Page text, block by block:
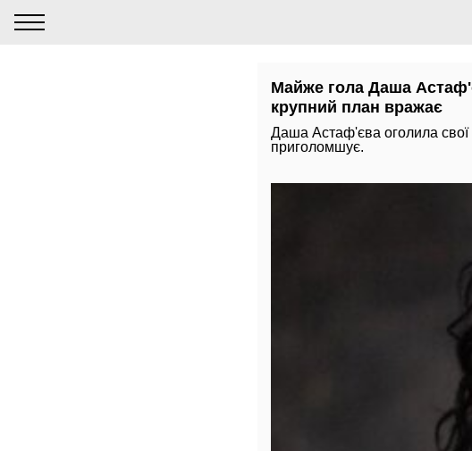
Майже гола Даша
крупний план вражає
Даша Астаф'єва оголила свої
приголомшує.